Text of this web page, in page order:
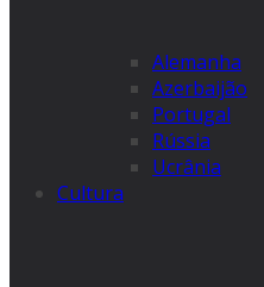
Alemanha
Azerbaijão
Portugal
Rússia
Ucrânia
Cultura